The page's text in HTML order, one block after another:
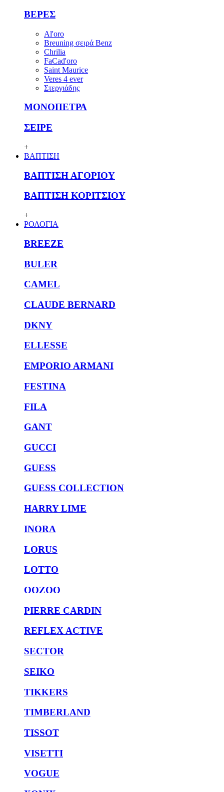
ΒΕΡΕΣ
Al'oro
Breuning σειρά Benz
Chrilia
FaCad'oro
Saint Maurice
Veres 4 ever
Στεργιάδης
ΜΟΝΟΠΕΤΡΑ
ΣΕΙΡΕ
+
ΒΑΠΤΙΣΗ
ΒΑΠΤΙΣΗ ΑΓΟΡΙΟΥ
ΒΑΠΤΙΣΗ ΚΟΡΙΤΣΙΟΥ
+
ΡΟΛΟΓΙΑ
BREEZE
BULER
CAMEL
CLAUDE BERNARD
DKNY
ELLESSE
EMPORIO ARMANI
FESTINA
FILA
GANT
GUCCI
GUESS
GUESS COLLECTION
HARRY LIME
INORA
LORUS
LOTTO
OOZOO
PIERRE CARDIN
REFLEX ACTIVE
SECTOR
SEIKO
TIKKERS
TIMBERLAND
TISSOT
VISETTI
VOGUE